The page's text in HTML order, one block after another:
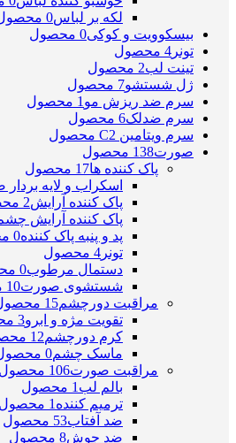
لکه بر لباس0 محصول
بیسکوویت و کوکی0 محصول
تونر 4 محصول
تینت لب2 محصول
ژل شستشو7 محصول
سرم ضد ریزش مو 1 محصول
سرم ضدلک6 محصول
سرم ویتامین C 2 محصول
صورت138 محصول
پاک کننده ها17 محصول
اسکراب و لایه
پاک کننده آرایش2 محصول
پاک کننده آرایش
پد و پنبه پاک کننده0 محصول
تونر 4 محصول
دستمال مرطوب0 محصول
شستشوی صورت10 محصول
مراقبت دورچشم15 محصول
تقویت مژه و ابرو3 محصول
کرم دورچشم12 محصول
ماسک چشم0 محصول
مراقبت صورت106 محصول
بالم لب 1 محصول
ترمیم کننده 1 محصول
ضد آفتاب53 محصول
ضد جوش8 محصول